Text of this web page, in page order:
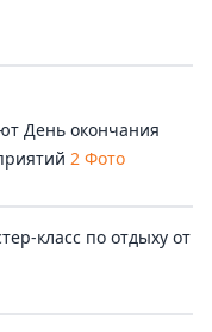
День окончания
2 Фото
класс по отдыху от